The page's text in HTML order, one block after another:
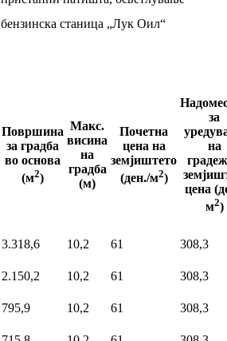
бензинска станица „Лук Оил“
Површина
за градба
во основа
(м2)
Макс.
висина
на
градба
(м)
Почетна
цена на
земјиштето
(ден./м2)
за
на
цена
м2)
3.318,6 10,2 61 308,3
2.150,2 10,2 61 308,3
795,9 10,2 61 308,3